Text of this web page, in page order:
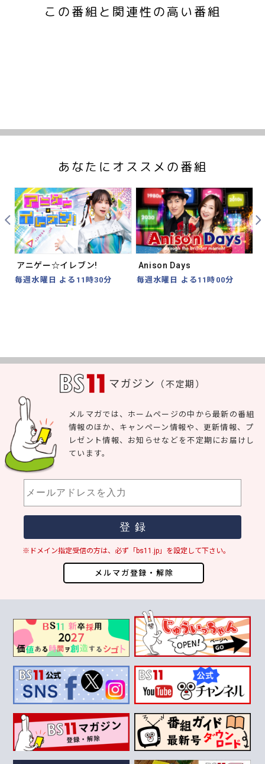
この番組と関連性の高い番組
あなたにオススメの番組
アニゲー☆イレブン!
毎週水曜日 よる11時30分
Anison Days
毎週水曜日 よる11時00分
Prev
マガジン （不定期）
メルマガ登録・解除
メルマガでは、ホームページの中から最新の番組
情報のほか、キャンペーン情報や、更新情報、プ
レゼント情報、お知らせなどを不定期にお届けし
ています。
※ドメイン指定受信の方は、必ず「bs11.jp」を設定して下さい。